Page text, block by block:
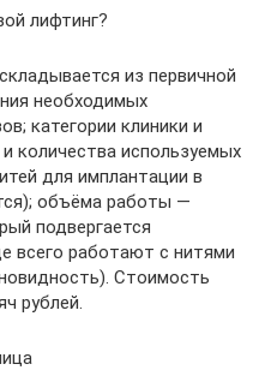
лифтинг?
из первичной
необходимых
категории клиники и
количества используемых
для имплантации в
объёма работы —
подвергается
всего работают с нитями
Стоимость
рублей.